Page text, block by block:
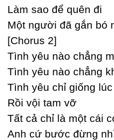
Làm sao để quên đi
Một người đã gắn bó
[Ϲhorus 2]
Tình уêu nào chẳng
Tình уêu nào chẳng
Tình уêu chỉ giống
Rồi vội tam vỡ
Tất cả chỉ là một cái
Anh cứ bước đừng